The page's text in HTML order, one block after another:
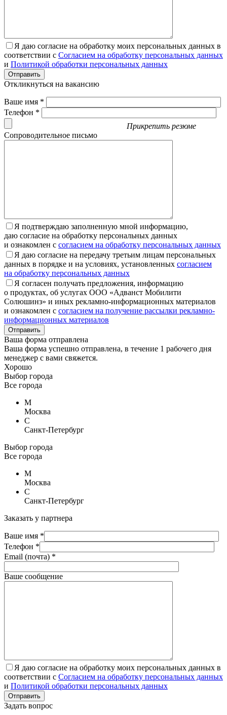
Я даю согласие на обработку моих персональных данных в
соответствии с Согласием на обработку персональных данных
и Политикой обработки персональных данных
Отправить
Откликнуться на вакансию
Ваше имя *
Телефон *
Прикрепить резюме
Сопроводительное письмо
Я подтверждаю заполненную мной информацию,
даю согласие на обработку персональных данных
и ознакомлен с согласием на обработку персональных данных
Я даю согласие на передачу третьим лицам персональных
данных в порядке и на условиях, установленных согласием
на обработку персональных данных
Я согласен получать предложения, информацию
о продуктах, об услугах ООО «Адванст Мобилити
Солюшинз» и иных рекламно-информационных материалов
и ознакомлен с согласием на получение рассылки рекламно-
информационных материалов
Отправить
Ваша форма отправлена
Ваша форма успешно отправлена, в течение 1 рабочего дня
менеджер с вами свяжется.
Хорошо
Выбор города
Все города
М
Москва
С
Санкт-Петербург
Выбор города
Все города
М
Москва
С
Санкт-Петербург
Заказать у партнера
Ваше имя *
Телефон *
Email (почта) *
Ваше сообщение
Я даю согласие на обработку моих персональных данных в
соответствии с Согласием на обработку персональных данных
и Политикой обработки персональных данных
Отправить
Задать вопрос